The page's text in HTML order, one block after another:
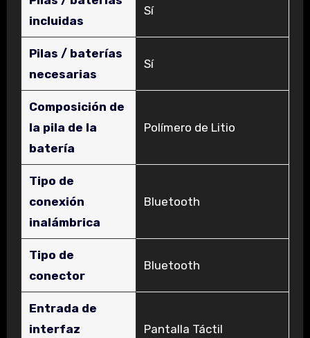
incluidas
‎Sí
Pilas / baterías
necesarias
‎Sí
Composición de
la pila de la
batería
‎Polímero de Litio
Tipo de
conexión
inalámbrica
‎Bluetooth
Tipo de
conector
‎Bluetooth
Entrada de
interfaz
‎Pantalla Táctil